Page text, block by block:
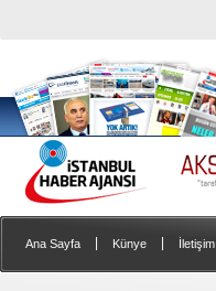
Ana Sayfa Künye İletişim